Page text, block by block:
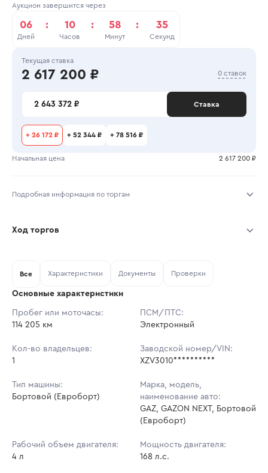
Аукцион завершится через
06
Дней
: 10
Часов
: 58
Минут
: 34
Секунд
Текущая ставка
2 617 200 ₽ 0 ставок
2 643 372 ₽ Ставка
+ 26 172 ₽ + 52 344 ₽ + 78 516 ₽
Начальная цена 2 617 200 ₽
Подробная информация по торгам
Тип аукциона: Открытые торги
Шаг торгов: 26 172 ₽
Кол-во ставок:
Ход торгов
Ставок не найдено
в аукционах
Все Характеристики Документы Проверки
Основные характеристики
Пробег или моточасы:
114 205 км
ПСМ/ПТС:
Электронный
Кол-во владельцев:
1
Заводской номер/VIN:
XZV3010**********
Тип машины:
Бортовой (Евроборт)
Марка, модель,
наименование авто:
GAZ, GAZON NEXT, Бортовой
(Евроборт)
Рабочий объем двигателя:
4 л
Мощность двигателя:
168 л.с.